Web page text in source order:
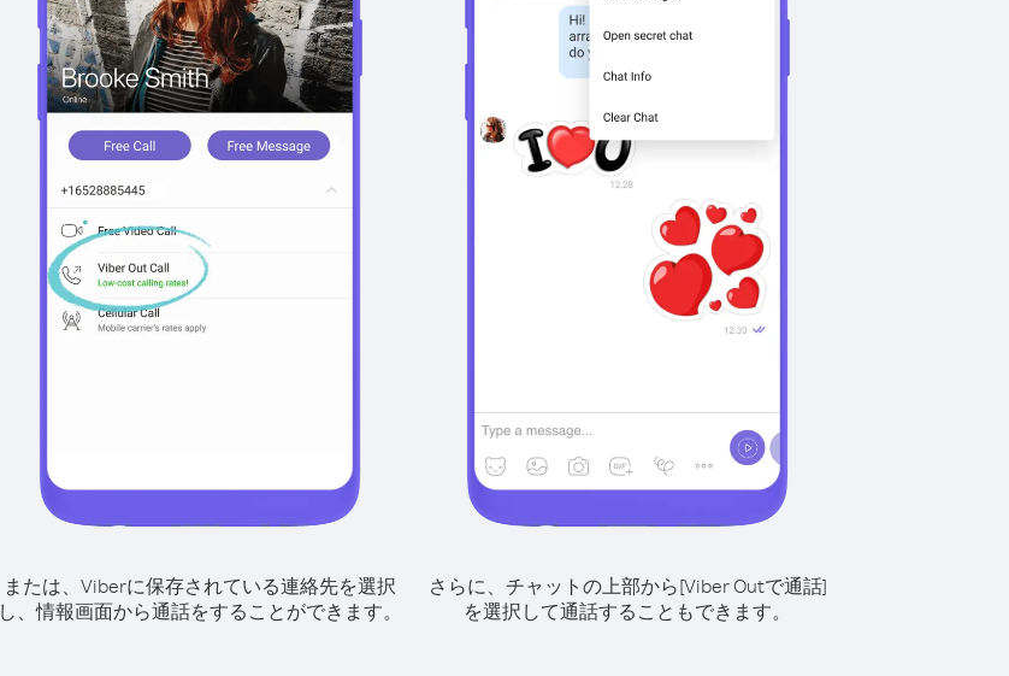
または、Viberに保存されている連絡先を選択
し、情報画面から通話をすることができます。
さらに、チャットの上部から[Viber Outで通話]
を選択して通話することもできます。